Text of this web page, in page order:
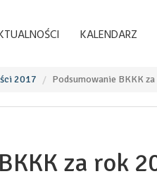
KALENDARZ
2017 Podsumowanie BKKK
za rok